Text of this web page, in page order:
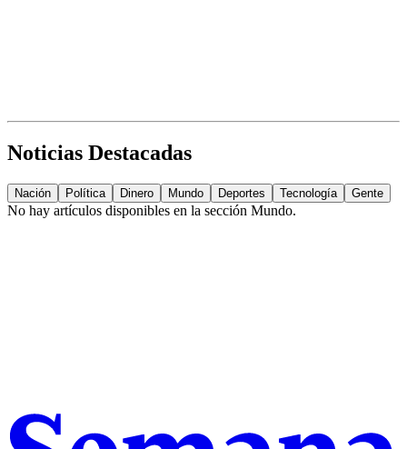
Noticias Destacadas
Nación Política Dinero Mundo Deportes Tecnología Gente
No hay artículos disponibles en la sección Mundo.